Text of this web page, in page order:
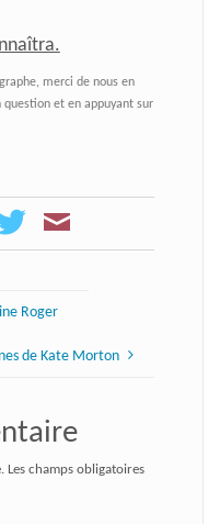
merci de nous en
et en appuyant sur
Roger
de Kate Morton
Les champs obligatoires